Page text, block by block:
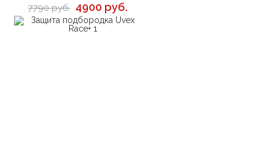
7790 руб. 4900 руб.